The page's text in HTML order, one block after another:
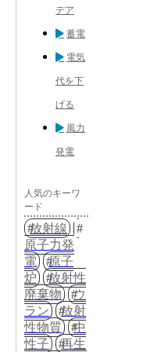
デア
蓄電
電気
代を下
げる
風力
発電
人気のキーワ
ード
放射線
原子力発
電
原子
炉
放射性
廃棄物
ウ
ラン
放射
性物質
中
性子
再生